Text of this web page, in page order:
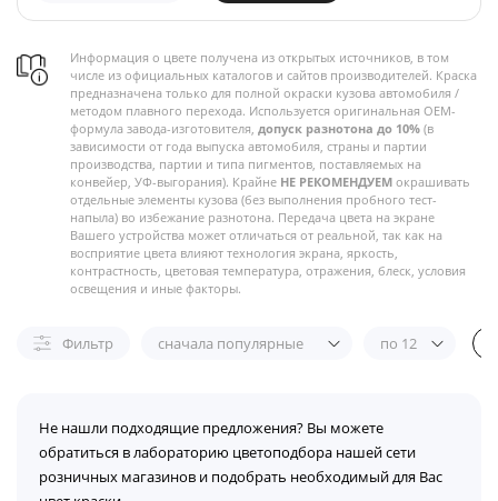
Информация о цвете получена из открытых источников, в том
числе из официальных каталогов и сайтов производителей. Краска
предназначена только для полной окраски кузова автомобиля /
методом плавного перехода. Используется оригинальная OEM-
формула завода-изготовителя, допуск разнотона до 10% (в
зависимости от года выпуска автомобиля, страны и партии
производства, партии и типа пигментов, поставляемых на
конвейер, УФ-выгорания). Крайне НЕ РЕКОМЕНДУЕМ окрашивать
отдельные элементы кузова (без выполнения пробного тест-
напыла) во избежание разнотона. Передача цвета на экране
Вашего устройства может отличаться от реальной, так как на
восприятие цвета влияют технология экрана, яркость,
контрастность, цветовая температура, отражения, блеск, условия
освещения и иные факторы.
Фильтр сначала популярные по 12
Не нашли подходящие предложения? Вы можете
обратиться в лабораторию цветоподбора нашей сети
розничных магазинов и подобрать необходимый для Вас